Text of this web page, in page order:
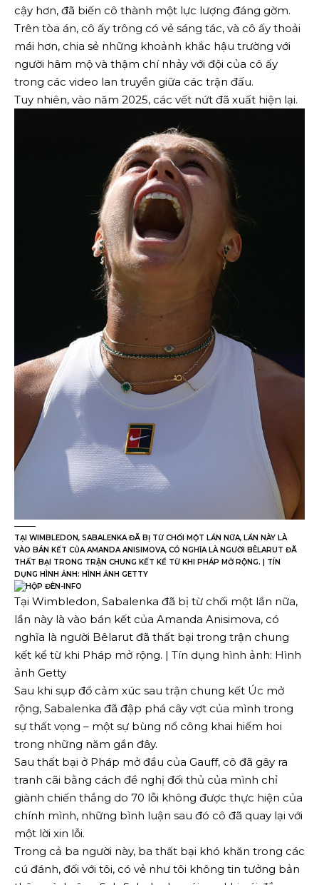
cậy hơn, đã biến cô thành một lực lượng đáng gờm.
Trên tòa án, cô ấy trông có vẻ sáng tác, và cô ấy thoải
mái hơn, chia sẻ những khoảnh khắc hậu trường với
người hâm mộ và thậm chí nhảy với đội của cô ấy
trong các video lan truyền giữa các trận đấu.
Tuy nhiên, vào năm 2025, các vết nứt đã xuất hiện lại.
TẠI WIMBLEDON, SABALENKA ĐÃ BỊ TỪ CHỐI MỘT LẦN NỮA, LẦN NÀY LÀ
VÀO BÁN KẾT CỦA AMANDA ANISIMOVA, CÓ NGHĨA LÀ NGƯỜI BÊLARUT ĐÃ
THẤT BẠI TRONG TRẬN CHUNG KẾT KỂ TỪ KHI PHÁP MỞ RỘNG. | TÍN
DỤNG HÌNH ẢNH: HÌNH ẢNH GETTY
Tại Wimbledon, Sabalenka đã bị từ chối một lần nữa,
lần này là vào bán kết của Amanda Anisimova, có
nghĩa là người Bêlarut đã thất bại trong trận chung
kết kể từ khi Pháp mở rộng. | Tín dụng hình ảnh: Hình
ảnh Getty
Sau khi sụp đổ cảm xúc sau trận chung kết Úc mở
rộng, Sabalenka đã đập phá cây vợt của mình trong
sự thất vọng – một sự bùng nổ công khai hiếm hoi
trong những năm gần đây.
Sau thất bại ở Pháp mở đầu của Gauff, cô đã gây ra
tranh cãi bằng cách đề nghị đối thủ của mình chỉ
giành chiến thắng do 70 lỗi không được thực hiện của
chính mình, những bình luận sau đó cô đã quay lại với
một lời xin lỗi.
Trong cả ba người này, ba thất bại khó khăn trong các
cú đánh, đối với tôi, có vẻ như tôi không tin tưởng bản